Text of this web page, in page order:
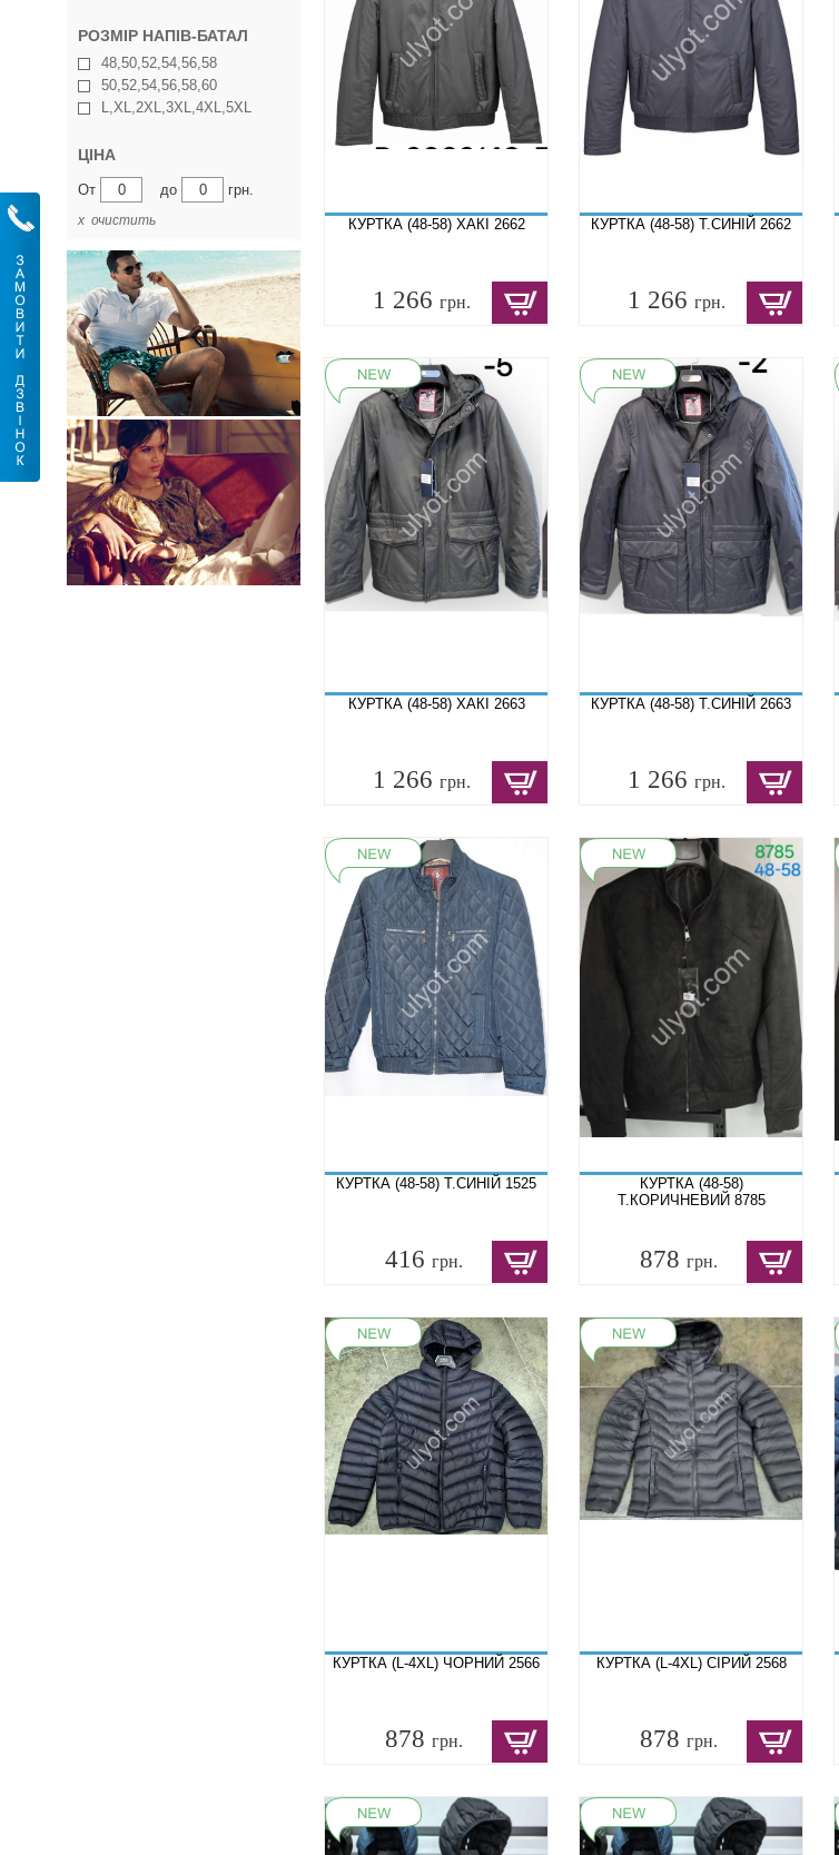
РОЗМІР НАПІВ-БАТАЛ
48,50,52,54,56,58
50,52,54,56,58,60
L,XL,2XL,3XL,4XL,5XL
ЦІНА
От до грн.
х очистить КУРТКА (48-58) ХАКІ 2662
1 266грн.
КУРТКА (48-58) Т.СИНІЙ 2662
1 266грн.
КУРТКА (48-58) ХАКІ 2663
1 266грн.
КУРТКА (48-58) Т.СИНІЙ 2663
1 266грн.
КУРТКА (48-58) Т.СИНІЙ 1525
416 грн.
КУРТКА (48-58)
Т.КОРИЧНЕВИЙ 8785
878 грн.
КУРТКА (L-4XL) ЧОРНИЙ 2566
878 грн.
КУРТКА (L-4XL) СІРИЙ 2568
878 грн.